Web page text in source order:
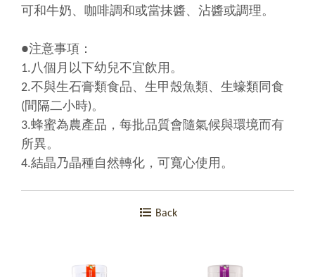
可和牛奶、咖啡調和或當抹醬、沾醬或調理。
●注意事項：
1.八個月以下幼兒不宜飲用。
2.不與生石膏類食品、生甲殼魚類、生蠔類同食
(間隔二小時)。
3.蜂蜜為農產品，每批品質會隨氣候與環境而有
所異。
4.結晶乃晶種自然轉化，可寬心使用。
Back